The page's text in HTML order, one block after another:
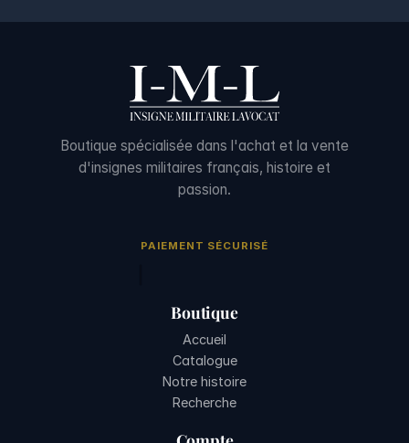
Boutique spécialisée dans l'achat et la vente
d'insignes militaires français, histoire et
passion.
PAIEMENT SÉCURISÉ
Boutique
Accueil
Catalogue
Notre histoire
Recherche